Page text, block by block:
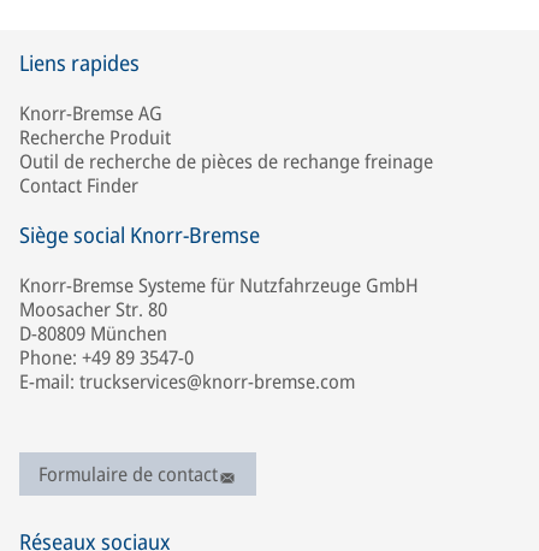
Liens rapides
Knorr-Bremse AG
Recherche Produit
Outil de recherche de pièces de rechange freinage
Contact Finder
Siège social Knorr-Bremse
Knorr-Bremse Systeme für Nutzfahrzeuge GmbH
Moosacher Str. 80
D-80809 München
Phone: +49 89 3547-0
E-mail: truckservices@knorr-bremse.com
Formulaire de contact
Réseaux sociaux